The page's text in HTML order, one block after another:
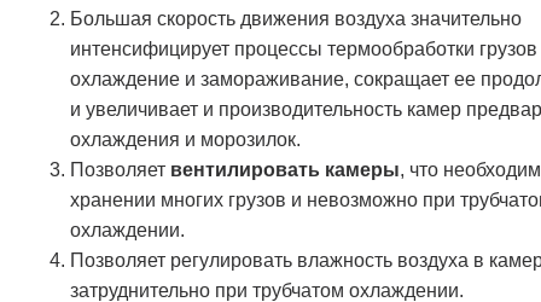
Большая скорость движения воздуха значительно
интенсифицирует процессы термообработки
охлаждение и замораживание, сокращает ее
и увеличивает и производительность камер
охлаждения и морозилок.
Позволяет вентилировать камеры, что
хранении многих грузов и невозможно при
охлаждении.
Позволяет регулировать влажность воздуха в
затруднительно при трубчатом охлаждении.